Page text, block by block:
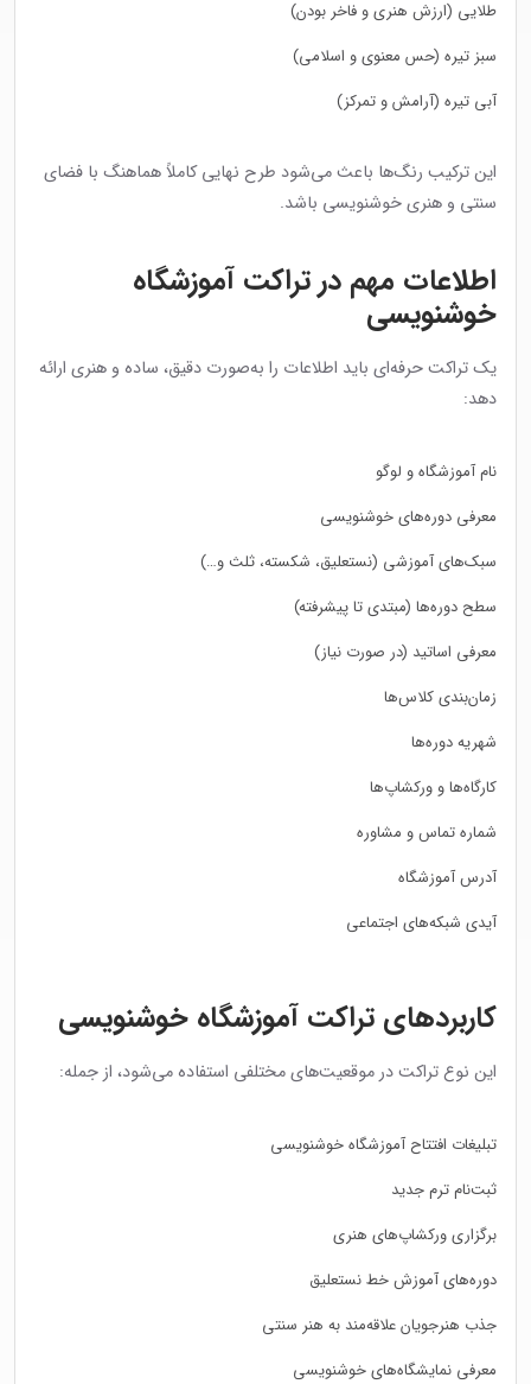
طلایی (ارزش هنری و فاخر بودن)
سبز تیره (حس معنوی و اسلامی)
آبی تیره (آرامش و تمرکز)
این ترکیب رنگ‌ها باعث می‌شود طرح نهایی کاملاً هماهنگ با فضای
سنتی و هنری خوشنویسی باشد.
اطلاعات مهم در تراکت آموزشگاه
خوشنویسی
یک تراکت حرفه‌ای باید اطلاعات را به‌صورت دقیق، ساده و هنری ارائه
دهد:
نام آموزشگاه و لوگو
معرفی دوره‌های خوشنویسی
سبک‌های آموزشی (نستعلیق، شکسته، ثلث و…)
سطح دوره‌ها (مبتدی تا پیشرفته)
معرفی اساتید (در صورت نیاز)
زمان‌بندی کلاس‌ها
شهریه دوره‌ها
کارگاه‌ها و ورکشاپ‌ها
شماره تماس و مشاوره
آدرس آموزشگاه
آیدی شبکه‌های اجتماعی
کاربردهای تراکت آموزشگاه خوشنویسی
این نوع تراکت در موقعیت‌های مختلفی استفاده می‌شود، از جمله:
تبلیغات افتتاح آموزشگاه خوشنویسی
ثبت‌نام ترم جدید
برگزاری ورکشاپ‌های هنری
دوره‌های آموزش خط نستعلیق
جذب هنرجویان علاقه‌مند به هنر سنتی
معرفی نمایشگاه‌های خوشنویسی